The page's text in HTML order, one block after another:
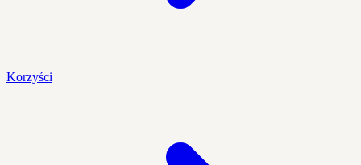
Korzyści